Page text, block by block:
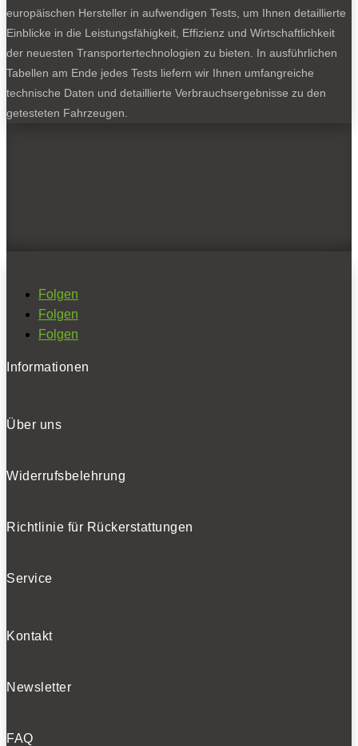
europäischen Hersteller in aufwendigen Tests, um Ihnen detaillierte
Einblicke in die Leistungsfähigkeit, Effizienz und Wirtschaftlichkeit
der neuesten Transportertechnologien zu bieten. In ausführlichen
Tabellen am Ende jedes Tests liefern wir Ihnen umfangreiche
technische Daten und detaillierte Verbrauchsergebnisse zu den
getesteten Fahrzeugen.
Folgen
Folgen
Folgen
Informationen
Über uns
Widerrufsbelehrung
Richtlinie für Rückerstattungen
Service
Kontakt
Newsletter
FAQ